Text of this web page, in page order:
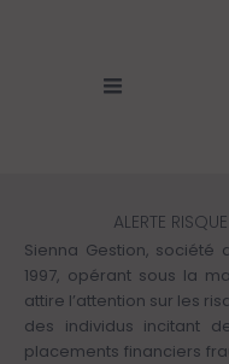
ALERTE
Sienna Gestion, société
1997, opérant sous la
attire l’attention sur les
des individus incitant
placements financiers